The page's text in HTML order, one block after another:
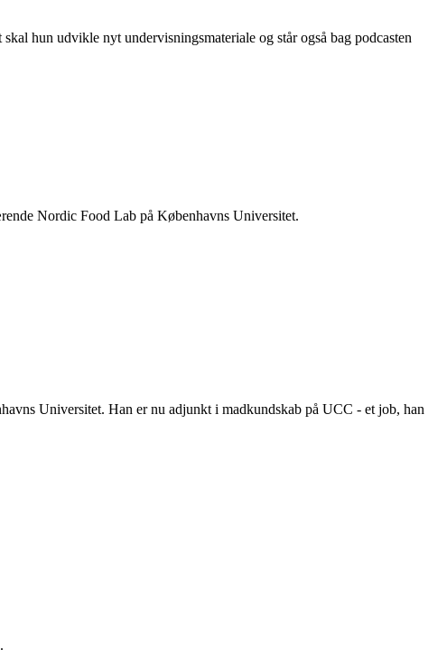
hun udvikle nyt undervisningsmateriale og står også bag podcasten
Nordic Food Lab på Københavns Universitet.
Universitet. Han er nu adjunkt i madkundskab på UCC - et job, han
.